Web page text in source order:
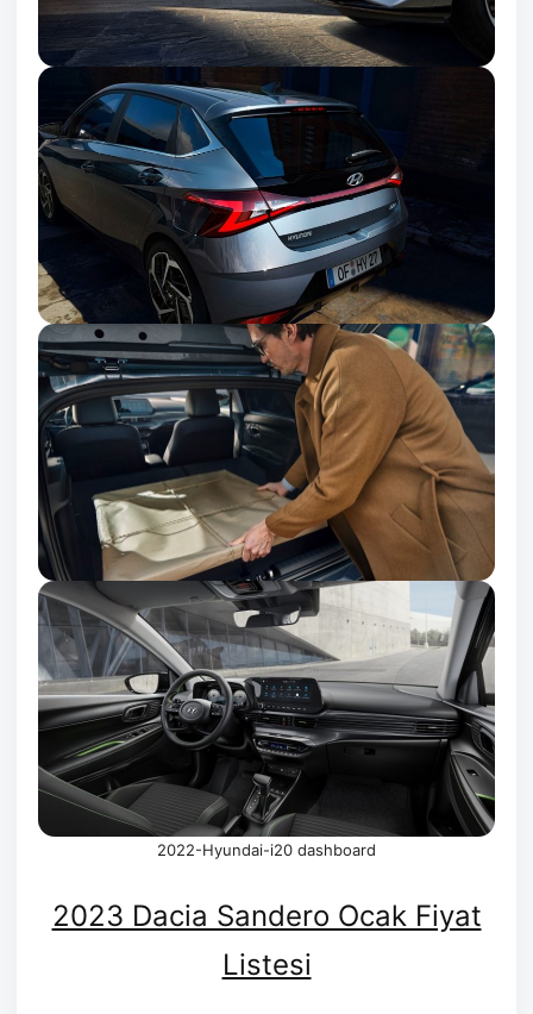
2022-Hyundai-i20 dashboard
2023 Dacia Sandero Ocak Fiyat
Listesi